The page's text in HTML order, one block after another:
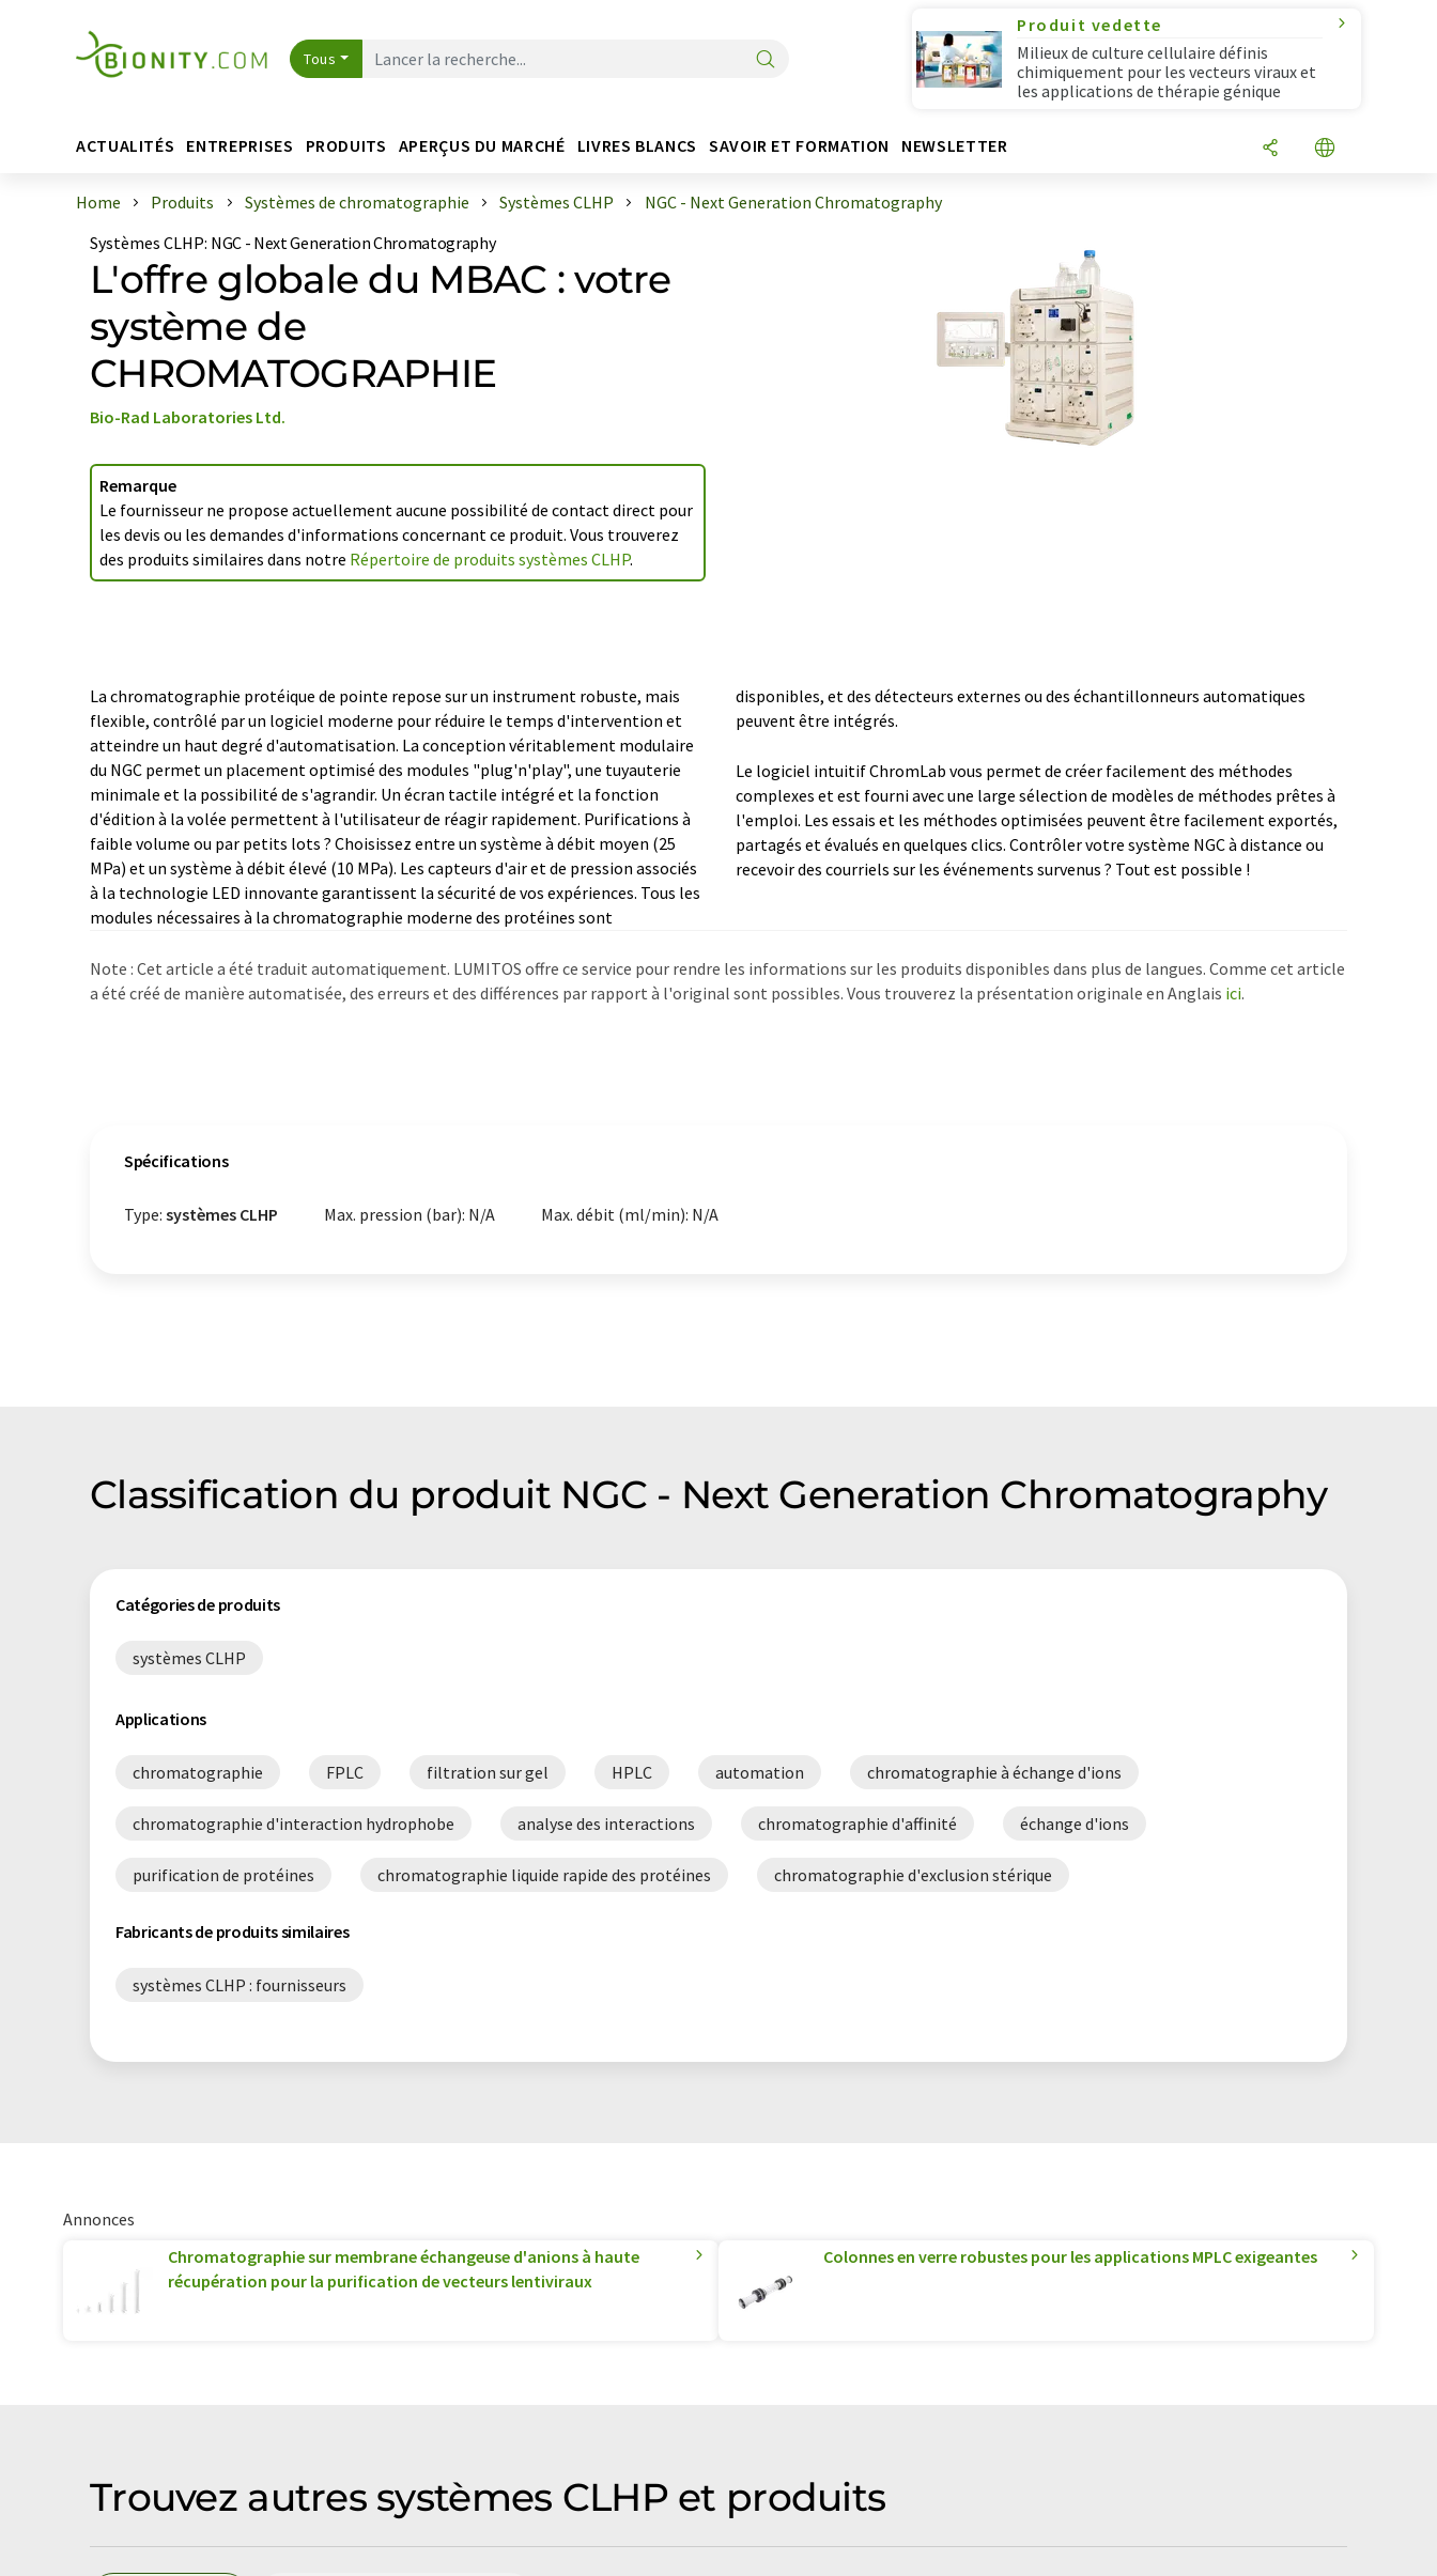
Tous
Produit vedette
Milieux de culture cellulaire définis
chimiquement pour les vecteurs viraux et
les applications de thérapie génique
ACTUALITÉS ENTREPRISES PRODUITS APERÇUS DU MARCHÉ LIVRES BLANCS SAVOIR ET FORMATION NEWSLETTER
Home Produits Systèmes de chromatographie Systèmes CLHP
NGC - Next Generation Chromatography
Systèmes CLHP: NGC - Next Generation Chromatography
L'offre globale du MBAC : votre
système de
CHROMATOGRAPHIE
Bio-Rad Laboratories Ltd.
Remarque
Le fournisseur ne propose actuellement aucune possibilité de contact direct pour
les devis ou les demandes d'informations concernant ce produit. Vous trouverez
des produits similaires dans notre Répertoire de produits systèmes CLHP.
La chromatographie protéique de pointe repose sur un instrument robuste, mais
flexible, contrôlé par un logiciel moderne pour réduire le temps d'intervention et
atteindre un haut degré d'automatisation. La conception véritablement modulaire
du NGC permet un placement optimisé des modules "plug'n'play", une tuyauterie
minimale et la possibilité de s'agrandir. Un écran tactile intégré et la fonction
d'édition à la volée permettent à l'utilisateur de réagir rapidement. Purifications à
faible volume ou par petits lots ? Choisissez entre un système à débit moyen (25
MPa) et un système à débit élevé (10 MPa). Les capteurs d'air et de pression associés
à la technologie LED innovante garantissent la sécurité de vos expériences. Tous les
modules nécessaires à la chromatographie moderne des protéines sont
disponibles, et des détecteurs externes ou des échantillonneurs automatiques
peuvent être intégrés.
Le logiciel intuitif ChromLab vous permet de créer facilement des méthodes
complexes et est fourni avec une large sélection de modèles de méthodes prêtes à
l'emploi. Les essais et les méthodes optimisées peuvent être facilement exportés,
partagés et évalués en quelques clics. Contrôler votre système NGC à distance ou
recevoir des courriels sur les événements survenus ? Tout est possible !
Note : Cet article a été traduit automatiquement. LUMITOS offre ce service pour rendre les informations sur les produits disponibles dans plus de langues. Comme cet article
a été créé de manière automatisée, des erreurs et des différences par rapport à l'original sont possibles. Vous trouverez la présentation originale en Anglais ici.
Spécifications
Type: systèmes CLHP Max. pression (bar): N/A Max. débit (ml/min): N/A
Classification du produit NGC - Next Generation Chromatography
Catégories de produits
systèmes CLHP
Applications
chromatographie FPLC filtration sur gel HPLC automation chromatographie à échange d'ions
chromatographie d'interaction hydrophobe analyse des interactions chromatographie d'affinité échange d'ions
purification de protéines chromatographie liquide rapide des protéines chromatographie d'exclusion stérique
Fabricants de produits similaires
systèmes CLHP : fournisseurs
Annonces
Chromatographie sur membrane échangeuse d'anions à haute
récupération pour la purification de vecteurs lentiviraux
Colonnes en verre robustes pour les applications MPLC exigeantes
Trouvez autres systèmes CLHP et produits